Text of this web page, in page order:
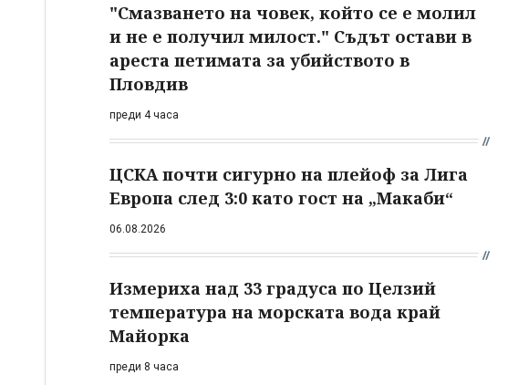
"Смазването на човек, който се е молил
и не е получил милост." Съдът остави в
ареста петимата за убийството в
Пловдив
преди 4 часа
ЦСКА почти сигурно на плейоф за Лига
Европа след 3:0 като гост на „Макаби“
06.08.2026
Измериха над 33 градуса по Целзий
температура на морската вода край
Майорка
преди 8 часа